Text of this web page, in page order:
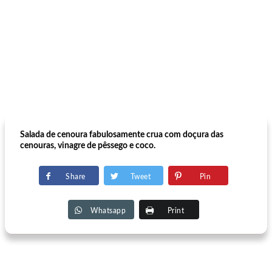
Salada de cenoura fabulosamente crua com doçura das
cenouras, vinagre de pêssego e coco.
Share Tweet Pin
Whatsapp Print